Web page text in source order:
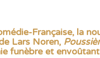
Française, la
Lars Noren,
funèbre et